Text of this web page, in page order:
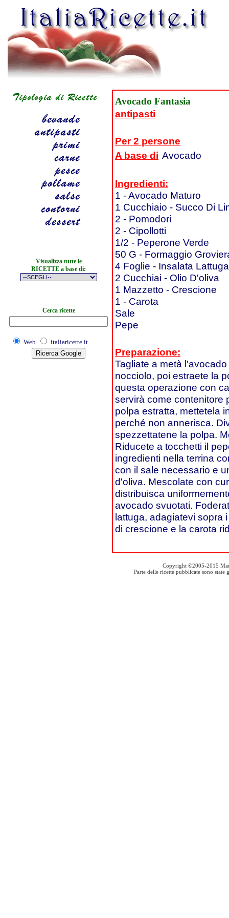
Visualizza tutte le
RICETTE a base di:
Cerca ricette
Web italiaricette.it
Avocado Fantasia
antipasti
Per 2 persone
A base di Avocado
Ingredienti:
1 - Avocado Maturo
1 Cucchiaio - Succo Di
2 - Pomodori
2 - Cipollotti
1/2 - Peperone Verde
50 G - Formaggio
4 Foglie - Insalata Lattuga
2 Cucchiai - Olio D'oliva
1 Mazzetto - Crescione
1 - Carota
Sale
Pepe
Preparazione:
Tagliate a metà
nocciolo, poi estraete la
questa operazione con
servirà come contenitore
polpa estratta, mettetela
perché non annerisca.
spezzettatene la polpa.
Riducete a tocchetti il
ingredienti nella terrina
con il sale necessario e
d'oliva. Mescolate con
distribuisca
avocado svuotati.
lattuga, adagiatevi sopra
di crescione e la carota
Copyright ©2005-2015
Parte delle ricette pubblicate sono state